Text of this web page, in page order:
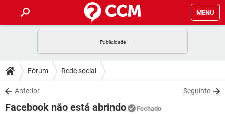
MENU
CELULAR
OUTLOOK
INSTAGRAM GMAIL
DICAS
JOGOS
DOWNLOADS
JOGOS WHATSAPP
Fórum Rede social
Anterior Seguinte
Facebook não está abrindo Fechado